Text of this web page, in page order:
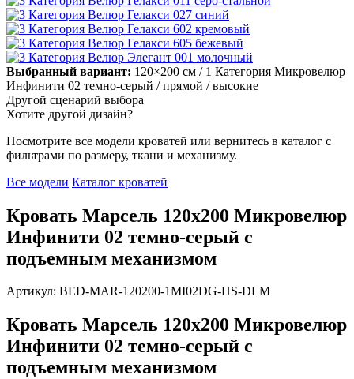
Выбранный вариант: 120×200 см / 1 Категория Микровелюр
Инфинити 02 темно-серый / прямой / высокие
Другой сценарий выбора
Хотите другой дизайн?
Посмотрите все модели кроватей или вернитесь в каталог с
фильтрами по размеру, ткани и механизму.
Все модели Каталог кроватей
Кровать Марсель 120х200 Микровелюр
Инфинити 02 темно-серый с
подъемным механизмом
Артикул: BED-MAR-120200-1MI02DG-HS-DLM
Кровать Марсель 120х200 Микровелюр
Инфинити 02 темно-серый с
подъемным механизмом